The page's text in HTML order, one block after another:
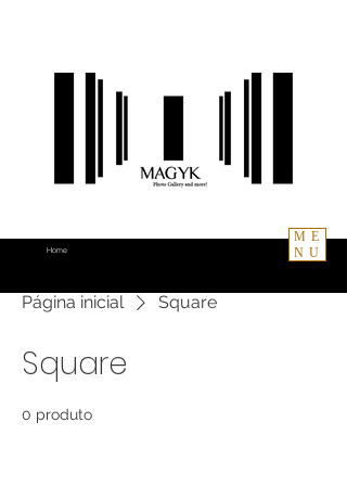
Home
ME
NU
Página inicial Square
Square
0 produto